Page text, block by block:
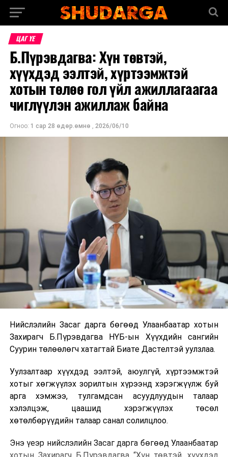
ЦАГ ҮЕ
Б.Пүрэвдагва: Хүн төвтэй,
хүүхдэд ээлтэй, хүртээмжтэй
хотын төлөө гол үйл ажиллагаагаа
чиглүүлэн ажиллаж байна
Огноо: 1 сар 28 өдөр.өмнө , 2026/06/10
Нийслэлийн Засаг дарга бөгөөд Улаанбаатар хотын
Захирагч Б.Пүрэвдагва НҮБ-ын Хүүхдийн сангийн
Суурин төлөөлөгч хатагтай Биате Дастелтэй уулзлаа.
Уулзалтаар хүүхдэд ээлтэй, аюулгүй, хүртээмжтэй
хотыг хөгжүүлэх зорилтын хүрээнд хэрэгжүүлж буй
арга хэмжээ, тулгамдсан асуудлуудын талаар
хэлэлцэж, цаашид хэрэгжүүлэх төсөл
хөтөлбөрүүдийн талаар санал солилцлоо.
Энэ үеэр нийслэлийн Засаг дарга бөгөөд Улаанбаатар